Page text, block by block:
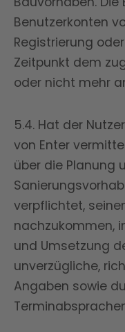
Benutzerkonten
Registrierung
Zeitpunkt dem
oder nicht mehr
5.4. Hat der
von Enter
über die Planung
verpflichtet,
nachzukommen,
und Umsetzung
unverzügliche,
Angaben sowie